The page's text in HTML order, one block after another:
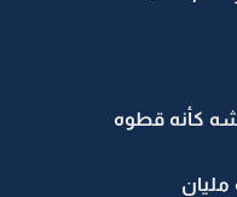
كأنه قطوه
مليان